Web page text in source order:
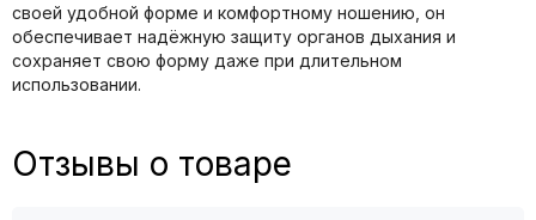
своей удобной форме и комфортному ношению, он
обеспечивает надёжную защиту органов дыхания и
сохраняет свою форму даже при длительном
использовании.
Отзывы о товаре